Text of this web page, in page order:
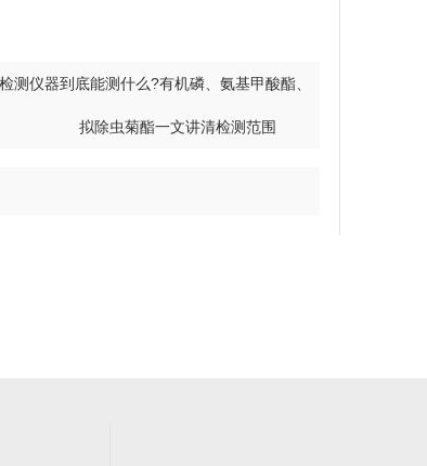
测仪器到底能测什么?有机磷、氨基甲酸酯、
拟除虫菊酯一文讲清检测范围